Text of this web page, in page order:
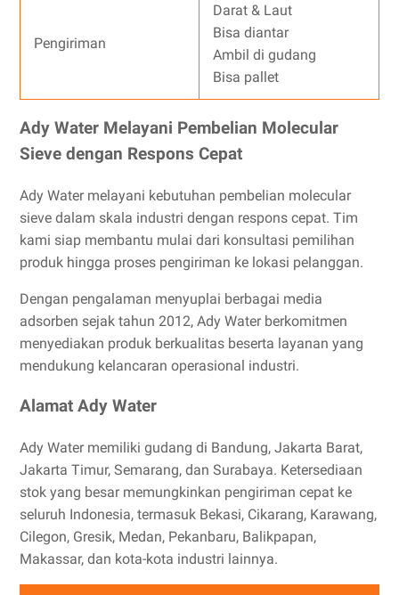
Pengiriman
Darat & Laut
Bisa diantar
Ambil di gudang
Bisa pallet
Ady Water Melayani Pembelian Molecular
Sieve dengan Respons Cepat
Ady Water melayani kebutuhan pembelian molecular
sieve dalam skala industri dengan respons cepat. Tim
kami siap membantu mulai dari konsultasi pemilihan
produk hingga proses pengiriman ke lokasi pelanggan.
Dengan pengalaman menyuplai berbagai media
adsorben sejak tahun 2012, Ady Water berkomitmen
menyediakan produk berkualitas beserta layanan yang
mendukung kelancaran operasional industri.
Alamat Ady Water
Ady Water memiliki gudang di Bandung, Jakarta Barat,
Jakarta Timur, Semarang, dan Surabaya. Ketersediaan
stok yang besar memungkinkan pengiriman cepat ke
seluruh Indonesia, termasuk Bekasi, Cikarang, Karawang,
Cilegon, Gresik, Medan, Pekanbaru, Balikpapan,
Makassar, dan kota-kota industri lainnya.